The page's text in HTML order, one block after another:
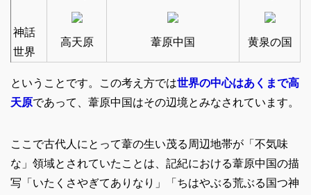
神話
世界
高天原 葦原中国 黄泉の国
ということです。この考え方では世界の中心はあくまで高
天原であって、葦原中国はその辺境とみなされています。
ここで古代人にとって葦の生い茂る周辺地帯が「不気味
な」領域とされていたことは、記紀における葦原中国の描
写「いたくさやぎてありなり」「ちはやぶる荒ぶる国つ神